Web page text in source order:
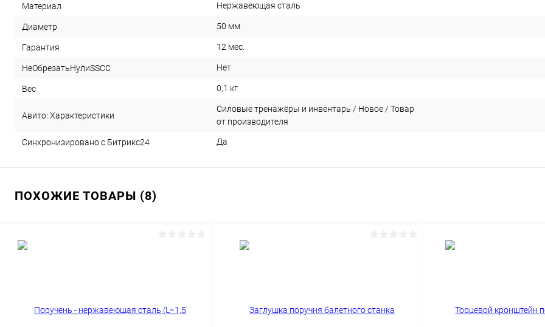
Материал Нержавеющая сталь
Диаметр 50 мм
Гарантия 12 мес.
НеОбрезатьНулиSSCC Нет
Вес 0,1 кг
Авито: Характеристики
Силовые тренажёры и инвентарь / Новое / Товар
от производителя
Синхронизировано с Битрикс24 Да
ПОХОЖИЕ ТОВАРЫ (8)